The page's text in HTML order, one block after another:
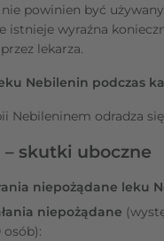
powinien być
istnieje wyraźna
lekarza.
Nebilenin podczas
Nebileninem odradza
skutki uboczne
niepożądane leku
niepożądane
osób):